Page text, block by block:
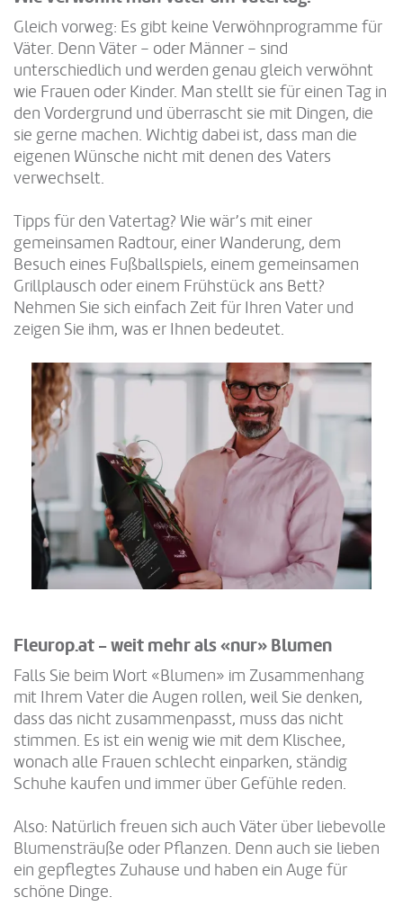
Gleich vorweg: Es gibt keine Verwöhnprogramme für
Väter. Denn Väter – oder Männer – sind
unterschiedlich und werden genau gleich verwöhnt
wie Frauen oder Kinder. Man stellt sie für einen Tag in
den Vordergrund und überrascht sie mit Dingen, die
sie gerne machen. Wichtig dabei ist, dass man die
eigenen Wünsche nicht mit denen des Vaters
verwechselt.
Tipps für den Vatertag? Wie wär’s mit einer
gemeinsamen Radtour, einer Wanderung, dem
Besuch eines Fußballspiels, einem gemeinsamen
Grillplausch oder einem Frühstück ans Bett?
Nehmen Sie sich einfach Zeit für Ihren Vater und
zeigen Sie ihm, was er Ihnen bedeutet.
Fleurop.at - weit mehr als «nur» Blumen
Falls Sie beim Wort «Blumen» im Zusammenhang
mit Ihrem Vater die Augen rollen, weil Sie denken,
dass das nicht zusammenpasst, muss das nicht
stimmen. Es ist ein wenig wie mit dem Klischee,
wonach alle Frauen schlecht einparken, ständig
Schuhe kaufen und immer über Gefühle reden.
Also: Natürlich freuen sich auch Väter über liebevolle
Blumensträuße oder Pflanzen. Denn auch sie lieben
ein gepflegtes Zuhause und haben ein Auge für
schöne Dinge.